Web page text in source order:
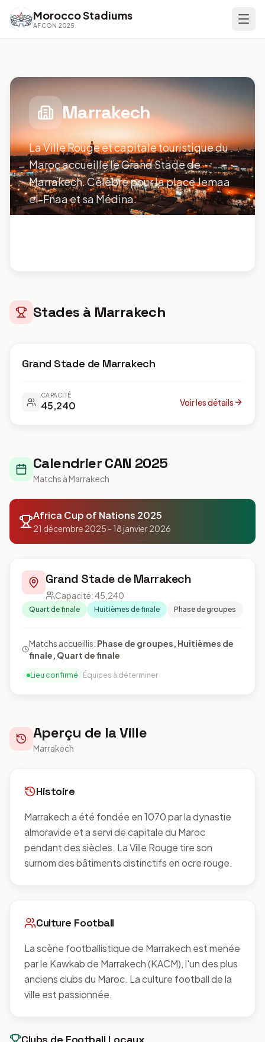
Morocco Stadiums
AFCON 2025
Stades
Villes
CAN 2025
Infographies
Langue
Marrakech
La Ville Rouge et capitale touristique du
Maroc accueille le Grand Stade de
Marrakech. Célèbre pour la place Jemaa
el-Fnaa et sa Médina.
Stades à Marrakech
CAN 2025 Coupe du Monde 2030
Grand Stade de Marrakech
CAPACITÉ
45,240 Voir les détails
Calendrier CAN 2025
Matchs à Marrakech
Africa Cup of Nations 2025
21 décembre 2025 - 18 janvier 2026
Grand Stade de Marrakech
Capacité:45,240
Quart de finale Huitièmes de finale Phase de groupes
Matchs accueillis: Phase de groupes, Huitièmes de
finale, Quart de finale
Lieu confirmé Équipes à déterminer
Aperçu de la Ville
Marrakech
Histoire
Marrakech a été fondée en 1070 par la dynastie
almoravide et a servi de capitale du Maroc
pendant des siècles. La Ville Rouge tire son
surnom des bâtiments distinctifs en ocre rouge.
Culture Football
La scène footballistique de Marrakech est menée
par le Kawkab de Marrakech (KACM), l'un des plus
anciens clubs du Maroc. La culture football de la
ville est passionnée.